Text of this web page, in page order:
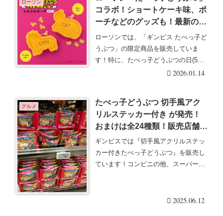
ローソン
コラボ！ショートケーキ味、ポ
ーチなどのグッズも！最新の発
売日、口コミ、販売期間はいつ
まで？ライオンと猫のふわふわ
ポーチムック本が2025/7/8より
ローソンでは、「ギンビス たべっ子ど
うぶつ」の限定商品を販売していま
す！特に、たべっ子どうぶつの日(5月5
日)の前ころは・・・続きを読む2026.01.14
グルメ
たべっ子どうぶつ 切手風アク
リルステッカー付き が発売！
おまけは全24種類！販売店舗は
どこ？第3弾が2025年6月より
新発売！コンビニ、ヴィレヴァ
ン、イオンも！
ギンビスでは『切手風アクリルステッ
カー付きたべっ子どうぶつ』を販売し
ています！コンビニの他、スーパーで
2025.06.12